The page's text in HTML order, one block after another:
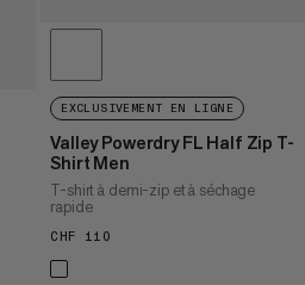
EXCLUSIVEMENT EN LIGNE
Valley Powerdry FL Half Zip T-
Shirt Men
T-shirt à demi-zip et à séchage
rapide
CHF 110